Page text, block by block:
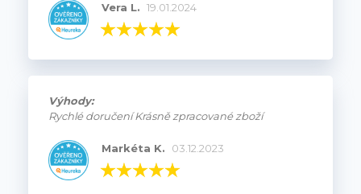
Vera L. 19.01.2024
Výhody:
Rychlé doručení Krásně zpracované zboží
Markéta K. 03.12.2023